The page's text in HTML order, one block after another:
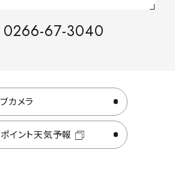
0266-67-3040
カメラ
イント天気予報